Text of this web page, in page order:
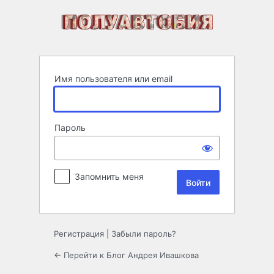
Имя пользователя или email
Пароль
Запомнить меня
Регистрация Забыли пароль?
← Перейти к Блог Андрея Ивашкова